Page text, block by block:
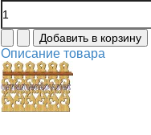
Описание товара